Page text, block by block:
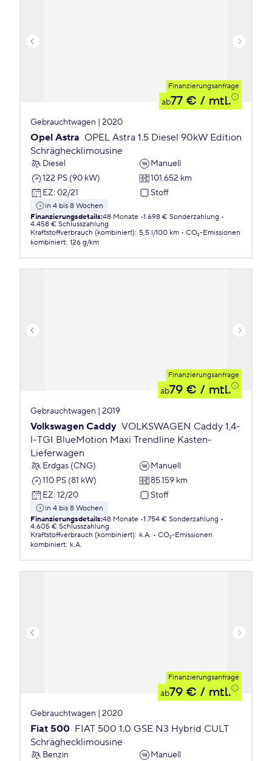
Finanzierungsanfrage
ab77 € / mtl.
Gebrauchtwagen | 2020
Opel Astra OPEL Astra 1.5 Diesel 90kW Edition
Schräghecklimousine
Diesel
Manuell
122 PS (90 kW)
101.652 km
EZ: 02/21 Stoff
in 4 bis 8 Wochen
Finanzierungsdetails:48 Monate 1.698 € Sonderzahlung
4.458 € Schlusszahlung
Kraftstoffverbrauch (kombiniert): 5,5 l/100 km
CO₂-Emissionen
kombiniert: 126 g/km
Finanzierungsanfrage
ab79 € / mtl.
Gebrauchtwagen | 2019
Volkswagen Caddy VOLKSWAGEN Caddy 1,4-
l-TGI BlueMotion Maxi Trendline Kasten-
Lieferwagen
Erdgas (CNG)
Manuell
110 PS (81 kW)
85.159 km
EZ: 12/20 Stoff
in 4 bis 8 Wochen
Finanzierungsdetails:48 Monate 1.754 € Sonderzahlung
4.605 € Schlusszahlung
Kraftstoffverbrauch (kombiniert): k.A.
CO₂-Emissionen
kombiniert: k.A.
Finanzierungsanfrage
ab79 € / mtl.
Gebrauchtwagen | 2020
Fiat 500 FIAT 500 1.0 GSE N3 Hybrid CULT
Schräghecklimousine
Benzin
Manuell